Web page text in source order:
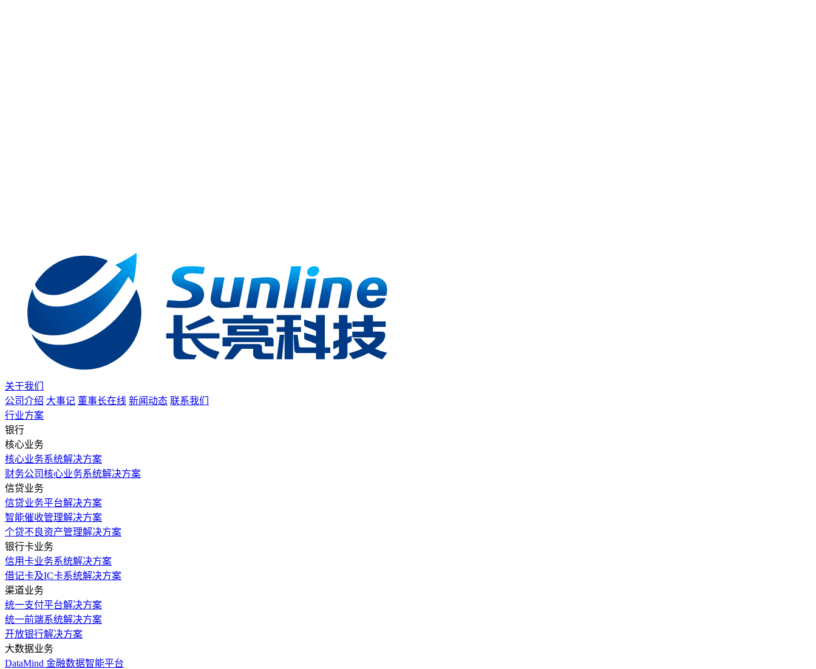
关于我们
公司介绍 大事记 董事长在线 新闻动态 联系我们
行业方案
银行
核心业务
核心业务系统解决方案
财务公司核心业务系统解决方案
信贷业务
信贷业务平台解决方案
智能催收管理解决方案
个贷不良资产管理解决方案
银行卡业务
信用卡业务系统解决方案
借记卡及IC卡系统解决方案
渠道业务
统一支付平台解决方案
统一前端系统解决方案
开放银行解决方案
大数据业务
DataMind 金融数据智能平台